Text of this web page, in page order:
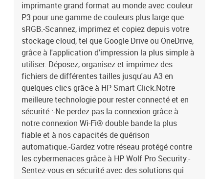
cpm-Vitesse de copie (noir, contour, A4) : 34 cpm-Vitesse de copie
(couleur, brouillon, A4) : 26 cpm-Nombre maximum d'exemplaires :
99 exemplaires-Redimensionnement du copieur : 25 - 400 %-
Fonction de copie d'identité : oui-Fonction de réglage
automatique: ouiExploration:- Numérisation : Numérisation
couleur-Résolution optique du scanner : 1 200 x 1 200 DPI-
Résolution de numérisation maximale : 1 200 x 1 200 DPI-Zone de
numérisation maximale : 216 x 356 mm-Type de numérisation :
Scanner à plat et chargeur automatique de documents (ADF)-
Technologie de numérisation : CIS-Formats d'images pris en
charge : JPEG, PNG, TIFF, BMP-Formats de texte pris en charge :
PDF-Profondeur d'entrée de couleur : 24 bits-Niveaux de gris : 256-
Pilotes de numérisation : TWAINFax:-Envoi par fax :
NonCaractéristiques:-Cycle d'utilisation : 250 à 1 500 pages par
mois-Cycle d'utilisation (maximum) : 30 000 pages par mois-
Fonctions recto verso : Copie, Fax, Impression, Numérisation-
Expéditeur numérique : Oui-Nombre de cartouches d'impression :
imprimante grand format au monde avec couleur
P3 pour une gamme de couleurs plus large que
sRGB.-Scannez, imprimez et copiez depuis votre
stockage cloud, tel que Google Drive ou OneDrive,
grâce à l'application d'impression la plus simple à
utiliser.-Déposez, organisez et imprimez des
fichiers de différentes tailles jusqu'au A3 en
quelques clics grâce à HP Smart Click.Notre
meilleure technologie pour rester connecté et en
sécurité :-Ne perdez pas la connexion grâce à
notre connexion Wi-Fi® double bande la plus
fiable et à nos capacités de guérison
automatique.-Gardez votre réseau protégé contre
les cybermenaces grâce à HP Wolf Pro Security.-
Sentez-vous en sécurité avec des solutions qui